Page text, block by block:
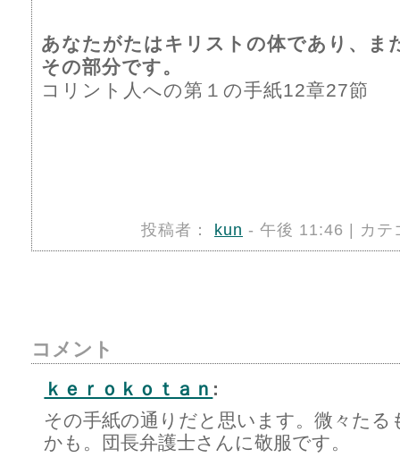
あなたがたはキリストの体であり、ま
その部分です。
コリント人への第１の手紙12章27節
投稿者： kun - 午後 11:46 | カ
コメント
ｋｅｒｏｋｏｔａｎ :
その手紙の通りだと思います。微々たる
かも。団長弁護士さんに敬服です。